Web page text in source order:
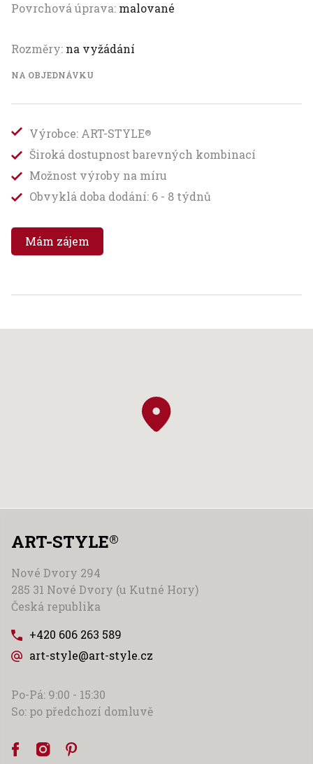
Povrchová úprava: malované
Rozměry: na vyžádání
NA OBJEDNÁVKU
Výrobce: ART-STYLE®
Široká dostupnost barevných kombinací
Možnost výroby na míru
Obvyklá doba dodání: 6 - 8 týdnů
Mám zájem
ART-STYLE®
Nové Dvory 294
285 31 Nové Dvory (u Kutné Hory)
Česká republika
+420 606 263 589
art-style@art-style.cz
Po-Pá: 9:00 - 15:30
So: po předchozí domluvě